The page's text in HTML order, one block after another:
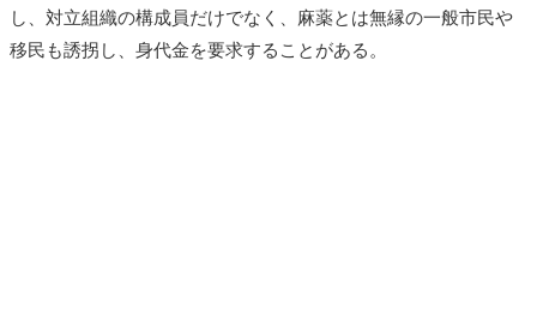
し、対立組織の構成員だけでなく、麻薬とは無縁の一般市民や
移民も誘拐し、身代金を要求することがある。